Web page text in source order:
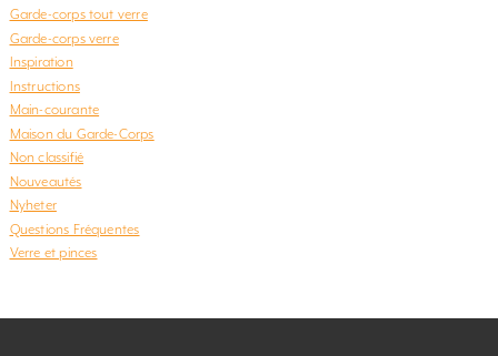
Garde-corps tout verre
Garde-corps verre
Inspiration
Instructions
Main-courante
Maison du Garde-Corps
Non classifié
Nouveautés
Nyheter
Questions Fréquentes
Verre et pinces